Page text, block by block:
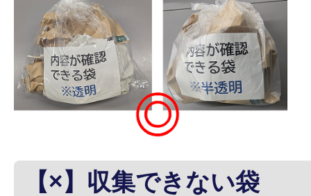
【×】収集できない袋